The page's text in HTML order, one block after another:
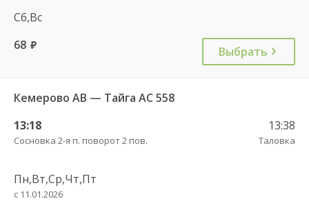
Сб,Вс
68 руб. Выбрать
Кемерово АВ — Тайга АС 558
13:18
Сосновка 2-я п. поворот 2 пов.
13:38
Таловка
Пн,Вт,Ср,Чт,Пт
с 11.01.2026